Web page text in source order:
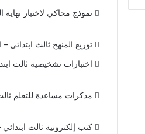
نموذج محاكي لاختبار
توزيع المنهج ثالث ابتدائي –
اختبارات تشخيصية ثالث
مذكرات مساعدة للتعلم
كتب إلكترونية ثالث